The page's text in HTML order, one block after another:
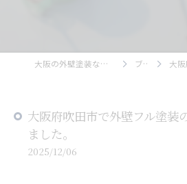
大阪の外壁塗装ならエンタープライズ ブログ 大阪府
大阪府吹田市で外壁フル塗装
ました。
2025/12/06